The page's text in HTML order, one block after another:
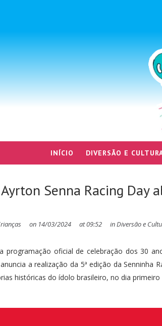
INÍCIO DIVERSÃO E
Senna Racing Day
on 14/03/2024 at09:52 inDiversão e
programação oficial de celebração dos 30
a realização da 5ª edição da
históricas do ídolo brasileiro, no dia primeiro